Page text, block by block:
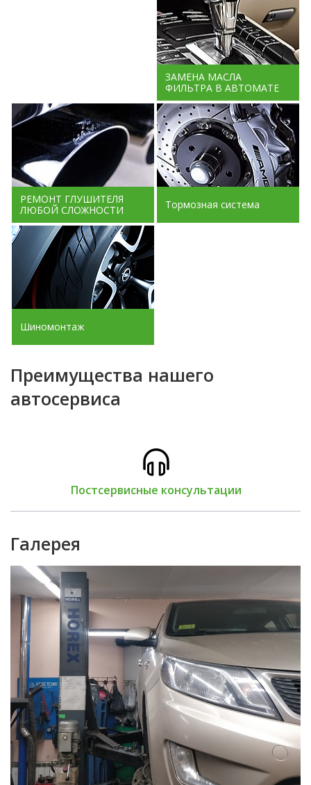
ЗАМЕНА МАСЛА
ФИЛЬТРА В АВТОМАТЕ
РЕМОНТ ГЛУШИТЕЛЯ
ЛЮБОЙ СЛОЖНОСТИ
Тормозная система
Шиномонтаж
Преимущества нашего
автосервиса
Постсервисные консультации
Галерея